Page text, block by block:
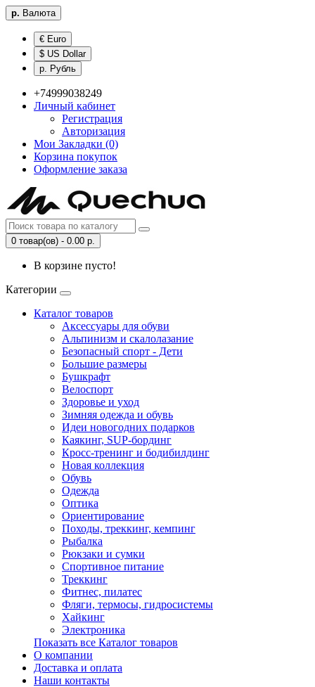
р. Валюта
€ Euro
$ US Dollar
р. Рубль
+74999038249
Личный кабинет
Регистрация
Авторизация
Мои Закладки (0)
Корзина покупок
Оформление заказа
0 товар(ов) - 0.00 р.
В корзине пусто!
Категории
Каталог товаров
Аксессуары для обуви
Альпинизм и скалолазание
Безопасный спорт - Дети
Большие размеры
Бушкрафт
Велоспорт
Здоровье и уход
Зимняя одежда и обувь
Идеи новогодних подарков
Каякинг, SUP-бординг
Кросс-тренинг и бодибилдинг
Новая коллекция
Обувь
Одежда
Оптика
Ориентирование
Походы, треккинг, кемпинг
Рыбалка
Рюкзаки и сумки
Спортивное питание
Треккинг
Фитнес, пилатес
Фляги, термосы, гидросистемы
Хайкинг
Электроника
Показать все Каталог товаров
О компании
Доставка и оплата
Наши контакты